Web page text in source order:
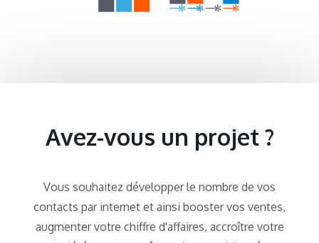
Avez-vous un projet ?
Vous souhaitez développer le nombre de vos
contacts par internet et ainsi booster vos ventes,
augmenter votre chiffre d'affaires, accroître votre